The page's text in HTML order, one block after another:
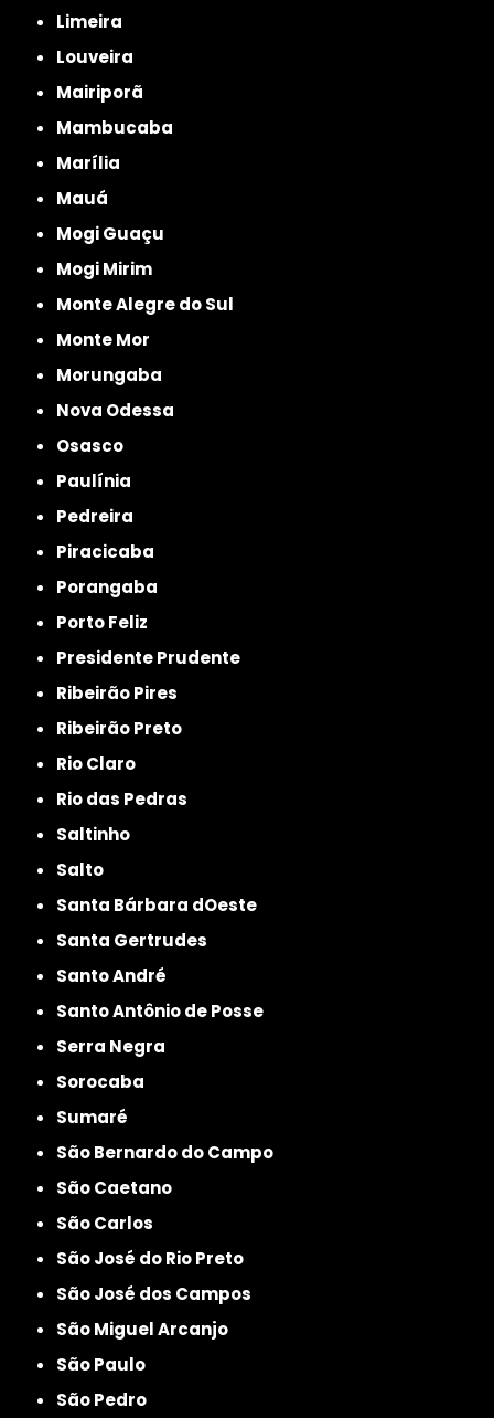
Limeira
Louveira
Mairiporã
Mambucaba
Marília
Mauá
Mogi Guaçu
Mogi Mirim
Monte Alegre do Sul
Monte Mor
Morungaba
Nova Odessa
Osasco
Paulínia
Pedreira
Piracicaba
Porangaba
Porto Feliz
Presidente Prudente
Ribeirão Pires
Ribeirão Preto
Rio Claro
Rio das Pedras
Saltinho
Salto
Santa Bárbara dOeste
Santa Gertrudes
Santo André
Santo Antônio de Posse
Serra Negra
Sorocaba
Sumaré
São Bernardo do Campo
São Caetano
São Carlos
São José do Rio Preto
São José dos Campos
São Miguel Arcanjo
São Paulo
São Pedro